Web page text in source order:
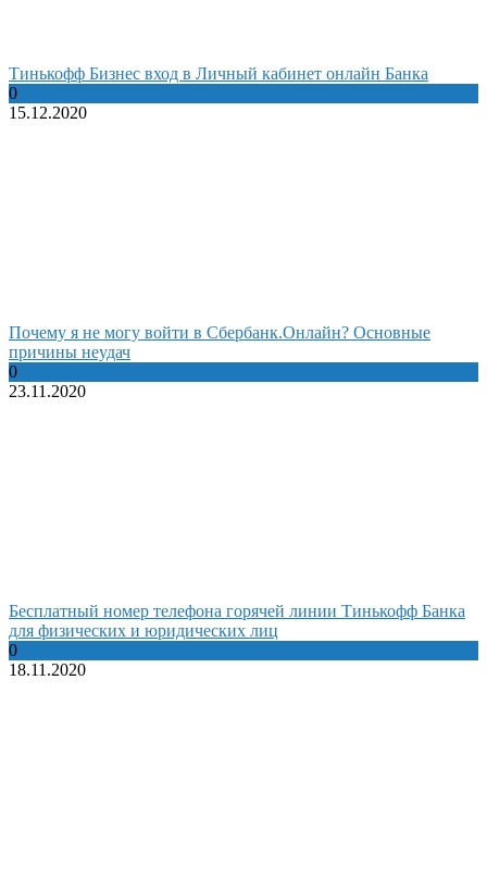
Тинькофф Бизнес вход в Личный кабинет онлайн Банка
0
15.12.2020
Почему я не могу войти в Сбербанк.Онлайн? Основные
причины неудач
0
23.11.2020
Бесплатный номер телефона горячей линии Тинькофф Банка
для физических и юридических лиц
0
18.11.2020